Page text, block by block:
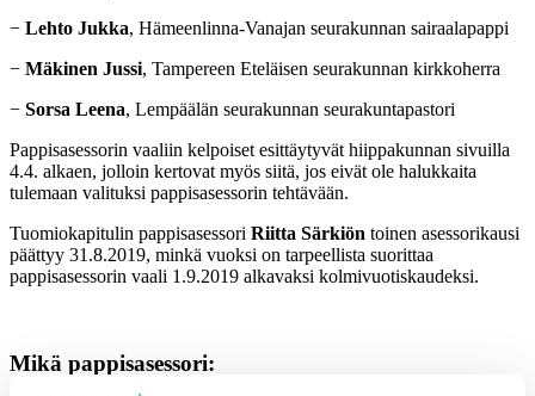
− Lehto Jukka, Hämeenlinna-Vanajan seurakunnan sairaalapappi
− Mäkinen Jussi, Tampereen Eteläisen seurakunnan kirkkoherra
− Sorsa Leena, Lempäälän seurakunnan seurakuntapastori
Pappisasessorin vaaliin kelpoiset esittäytyvät hiippakunnan sivuilla
4.4. alkaen, jolloin kertovat myös siitä, jos eivät ole halukkaita
tulemaan valituksi pappisasessorin tehtävään.
Tuomiokapitulin pappisasessori Riitta Särkiön toinen asessorikausi
päättyy 31.8.2019, minkä vuoksi on tarpeellista suorittaa
pappisasessorin vaali 1.9.2019 alkavaksi kolmivuotiskaudeksi.
Mikä pappisasessori: